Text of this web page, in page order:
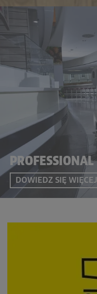
PROFESSIONAL
DOWIEDZ SIĘ WIĘCEJ